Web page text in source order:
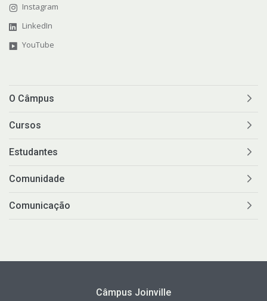
Instagram
LinkedIn
YouTube
O Câmpus
Cursos
Estudantes
Comunidade
Comunicação
Câmpus Joinville